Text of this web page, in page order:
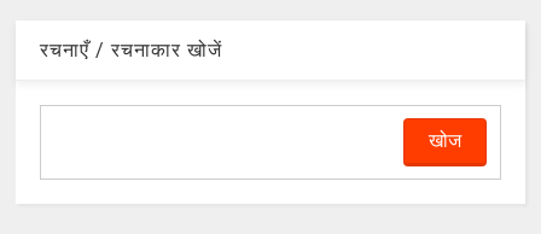
रचनाएँ / रचनाकार खोजें